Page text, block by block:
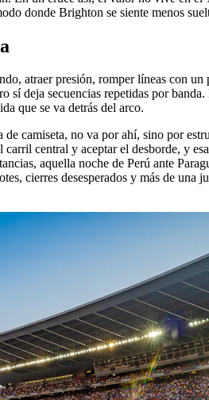
donde Brighton se siente menos
atraer presión, romper líneas con
deja secuencias repetidas por
que se va detrás del arco.
camiseta, no va por ahí, sino por
central y aceptar el desborde, y
aquella noche de Perú ante
cierres desesperados y más de una